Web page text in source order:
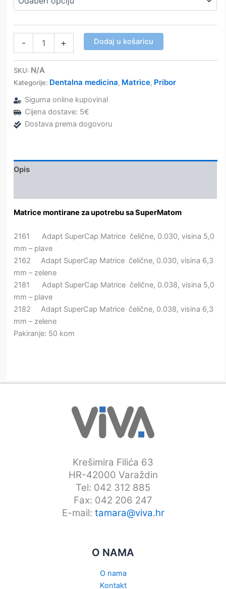
-
SuperCap
-
matrice
za
SuperMat
–
Kerr
+ Dodaj u košaricu
SKU: N/A
Kategorije: Dentalna medicina, Matrice, Pribor
Sigurna online kupovina!
Cijena dostave: 5€
Dostava prema dogovoru
Opis
Matrice montirane za upotrebu sa SuperMatom
2161 Adapt SuperCap Matrice čelične, 0.030, visina 5,0
mm – plave
2162 Adapt SuperCap Matrice čelične, 0.030, visina 6,3
mm – zelene
2181 Adapt SuperCap Matrice čelične, 0.038, visina 5,0
mm – plave
2182 Adapt SuperCap Matrice čelične, 0.038, visina 6,3
mm – zelene
Pakiranje: 50 kom
Krešimira Filića 63
HR-42000 Varaždin
Tel: 042 312 885
Fax: 042 206 247
E-mail: tamara@viva.hr
O NAMA
O nama
Kontakt